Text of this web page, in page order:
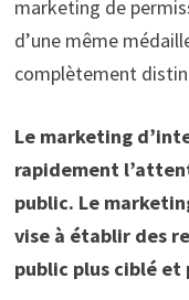
marketing de
d’une même
complètement
Le marketing
rapidement
public. Le
vise à établir des
public plus ciblé et